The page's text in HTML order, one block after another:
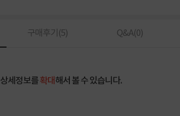
구매후기(5) Q&A(0)
상세정보를확대해서 볼 수 있습니다.